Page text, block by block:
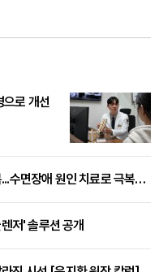
으로 개선
불면증과 어지럼증·이명 증상까지 반복...수면장애 원인 치료로 극복해야
저' 솔루션 공개